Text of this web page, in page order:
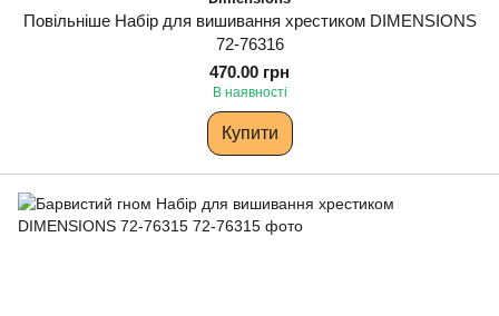
Повільніше Набір для вишивання хрестиком DIMENSIONS
72-76316
470.00 грн
В наявності
Купити